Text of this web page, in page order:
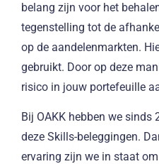
belang zijn voor het
tegenstelling tot de
op de aandelenmarkten.
gebruikt. Door op deze
risico in jouw portefeuille
Bij OAKK hebben we sinds
deze Skills-beleggingen.
ervaring zijn we in staat